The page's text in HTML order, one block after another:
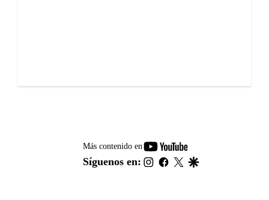
Más contenido en
youtube-
footer
Síguenos en: instagram
facebook
twitter